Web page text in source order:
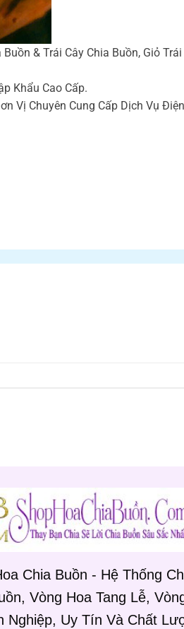
& Trái Cây Chia Buồn, Giỏ
Khẩu Cao Cấp.
Vị Chuyên Cung Cấp Dịch Vụ
Chia Buồn - Hệ Thống
Vòng Hoa Tang Lễ,
Nghiệp, Uy Tín Và Chất